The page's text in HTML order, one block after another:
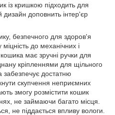
із кришкою підходить для
доповнить інтер'єр
безпечного для здоров'я
до механічних і
кошика має зручні ручки для
кріпленнями для щільного
достатню
скупчення неприємних
змогу розмістити кошик
не займаючи багато місця.
не піддається впливу вологи.